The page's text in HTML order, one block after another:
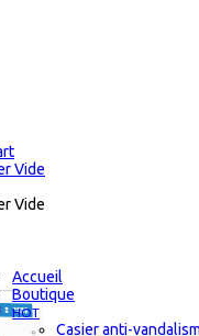
Vide
Vide
Accueil
Boutique
HOT
Casier anti-